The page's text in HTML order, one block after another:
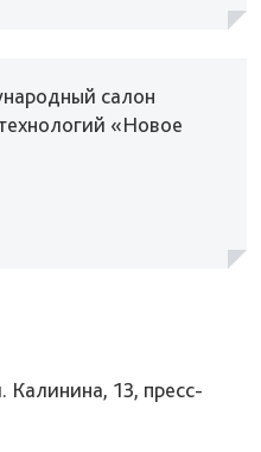
салон
«Новое
Калинина, 13, пресс-